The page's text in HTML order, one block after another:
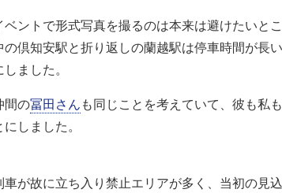
ベントで形式写真を撮るのは本来は避けたいとこ
の倶知安駅と折り返しの蘭越駅は停車時間が長
ました。
間の冨田さんも同じことを考えていて、彼も私
しました。
車が故に立ち入り禁止エリアが多く、当初の見